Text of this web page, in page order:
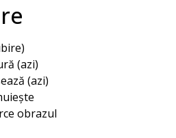
(azi)
(azi)
obrazul